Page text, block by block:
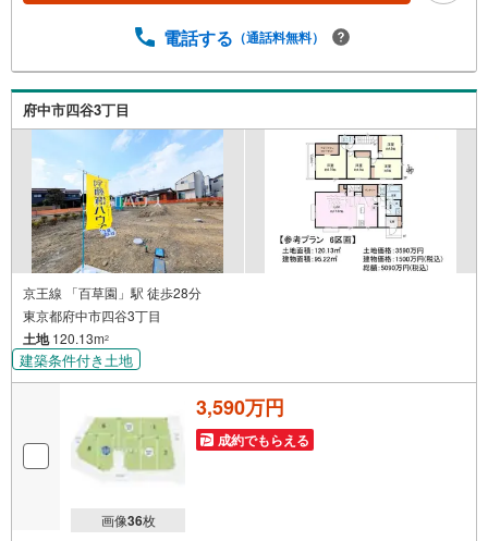
電話する （通話料無料）
府中市四谷3丁目
京王線 「百草園」駅 徒歩28分
東京都府中市四谷3丁目
土地120.13m2
建築条件付き土地
画像36枚
3,590万円
成約でもらえる